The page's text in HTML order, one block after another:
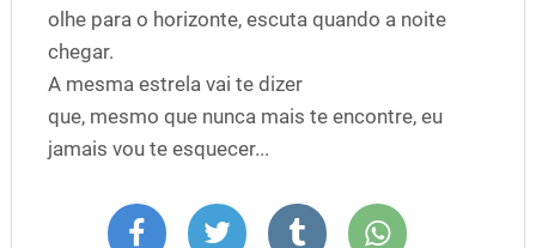
olhe para o horizonte, escuta quando a noite
chegar.
A mesma estrela vai te dizer
que, mesmo que nunca mais te encontre, eu
jamais vou te esquecer...